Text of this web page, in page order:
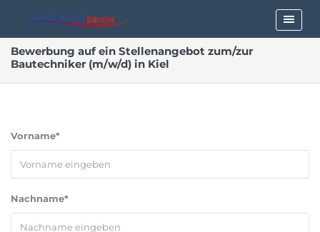
Bewerbung auf ein Stellenangebot zum/zur
Bautechniker (m/w/d) in Kiel
Vorname*
Nachname*